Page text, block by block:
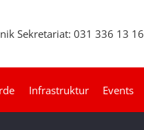
Sekretariat: 031 336 13 16
Infrastruktur Events